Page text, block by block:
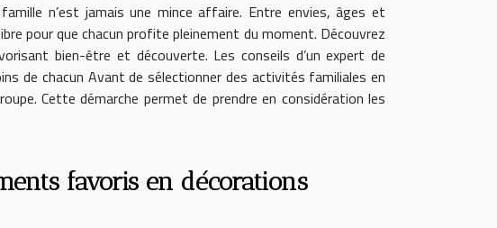
n’est jamais une mince affaire. Entre envies, âges et
pour que chacun profite pleinement du moment. Découvrez
bien-être et découverte. Les conseils d’un expert de
de chacun Avant de sélectionner des activités familiales en
Cette démarche permet de prendre en considération les
favoris en décorations